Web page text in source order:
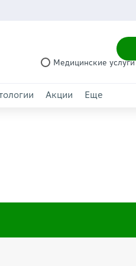
Медицинские услуги
Акции Еще